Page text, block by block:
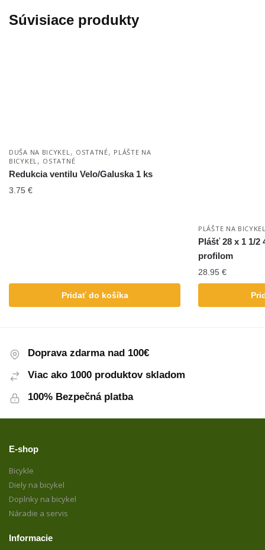
Súvisiace produkty
DUŠA NA BICYKEL , OSTATNÉ, PLÁŠTE NA
BICYKEL , OSTATNÉ
Redukcia ventilu Velo/Galuska 1 ks
3.75 €
Pridať do košíka
PLÁŠTE NA
Plášť 28 x 1 1/2
profilom
28.95 €
Doprava zdarma nad 100€
Viac ako 1000 produktov skladom
100% Bezpečná platba
E-shop
Bicykle
Diely na bicykel
Doplnky na bicykel
Náradie a servis
Informacie